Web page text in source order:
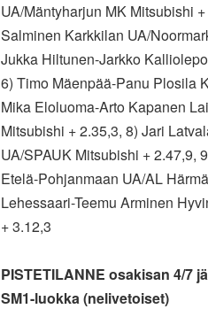
UA/Mäntyharjun MK Mitsubishi
Salminen Karkkilan UA/
Jukka Hiltunen-Jarkko
6) Timo Mäenpää-Panu Plosila
Mika Eloluoma-Arto Kapanen
Mitsubishi + 2.35,3, 8) Jari
UA/SPAUK Mitsubishi + 2.47,9,
Etelä-Pohjanmaan UA/AL
Lehessaari-Teemu Arminen
+ 3.12,3
PISTETILANNE osakisan 4/7
SM1-luokka (nelivetoiset)